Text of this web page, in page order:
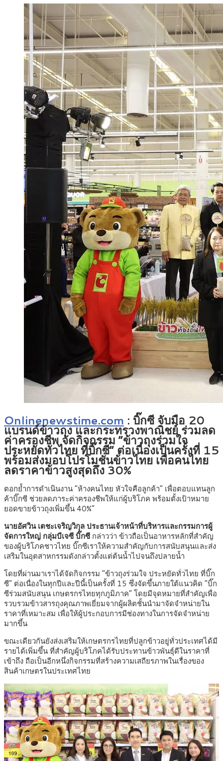
Onlinenewstime.com : บิ๊กซี จับมือ 20
แบรนด์ข้าวถุงและกระทรวงพาณิชย์ ร่วมลด
ค่าครองชีพ จัดกิจกรรม “ข้าวถุงร่วมใจ
ประหยัดทั่วไทย ที่บิ๊กซี” ต่อเนื่องเป็นครั้งที่ 15
พร้อมส่งมอบโปรโมชั่นข้าวไทย เพื่อคนไทย
ลดราคาข้าวสูงสุดถึง 30%
ตอกย้ำการดำเนินงาน “ห้างคนไทย หัวใจคือลูกค้า” เพื่อตอบแทนลูก
ค้าบิ๊กซี ช่วยลดภาระค่าครองชีพให้แก่ผู้บริโภค พร้อมตั้งเป้าหมาย
ยอดขายข้าวถุงเพิ่มขึ้น 40%”
นายอัศวิน เตชะเจริญวิกุล ประธานเจ้าหน้าที่บริหารและกรรมการผู้
จัดการใหญ่ กลุ่มบีเจซี บิ๊กซีกล่าวว่า ข้าวถือเป็นอาหารหลักที่สำคัญ
ของผู้บริโภคชาวไทย บิ๊กซีเราให้ความสำคัญกับการสนับสนุนและส่ง
เสริมในอุตสาหกรรมดังกล่าวตั้งแต่ต้นน้ำไปจนถึงปลายน้ำ
โดยที่ผ่านมาเราได้จัดกิจกรรม “ข้าวถุงร่วมใจ ประหยัดทั่วไทย ที่บิ๊ก
ซี” ต่อเนื่องในทุกปีและปีนี้เป็นครั้งที่ 15 ซึ่งจัดขึ้นภายใต้แนวคิด “บิ๊ก
ซีร่วมสนับสนุน เกษตรกรไทยทุกภูมิภาค” โดยมีจุดหมายที่สำคัญเพื่อ
รวบรวมข้าวสารถุงคุณภาพเยี่ยมจากผู้ผลิตชั้นนำมาจัดจำหน่ายใน
ราคาที่เหมาะสม เพื่อให้ผู้ประกอบการมีช่องทางในการจัดจำหน่าย
มากขึ้น
ขณะเดียวกันยังส่งเสริมให้เกษตรกรไทยที่ปลูกข้าวอยู่ทั่วประเทศได้มี
รายได้เพิ่มขึ้น ที่สำคัญผู้บริโภคได้รับประทานข้าวพันธุ์ดีในราคาที่
เข้าถึง ถือเป็นอีกหนึ่งกิจกรรมที่สร้างความเสถียรภาพในเรื่องของ
สินค้าเกษตรในประเทศไทย